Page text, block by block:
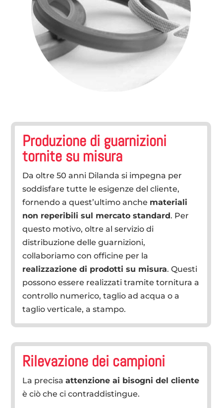
Produzione di guarnizioni
tornite su misura
Da oltre 50 anni Dilanda si impegna per
soddisfare tutte le esigenze del cliente,
fornendo a quest’ultimo anche materiali
non reperibili sul mercato standard. Per
questo motivo, oltre al servizio di
distribuzione delle guarnizioni,
collaboriamo con officine per la
realizzazione di prodotti su misura. Questi
possono essere realizzati tramite tornitura a
controllo numerico, taglio ad acqua o a
taglio verticale, a stampo.
Rilevazione dei campioni
La precisaattenzione ai bisogni del cliente
è ciò che ci contraddistingue.